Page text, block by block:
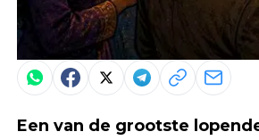
Een van de grootste